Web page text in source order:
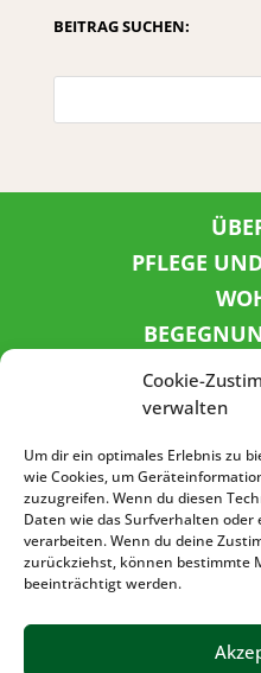
Cookie-
verwalten
Um dir ein optimales Erlebnis zu
wie Cookies, um
zuzugreifen. Wenn du diesen
Daten wie das Surfverhalten
verarbeiten. Wenn du deine
zurückziehst, können bestimmte
beeinträchtigt werden.
BEITRAG SUCHEN:
PFLEGE
KINDER
IBAN: DE72